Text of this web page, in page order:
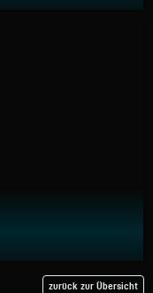
zurück zur Übersicht